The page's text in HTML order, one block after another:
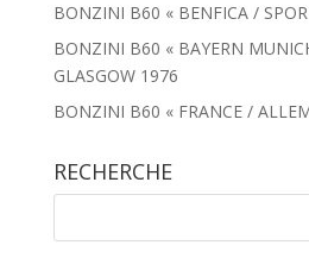
BONZINI B60 « BENFICA /
BONZINI B60 « BAYERN
GLASGOW 1976
BONZINI B60 « FRANCE /
RECHERCHE